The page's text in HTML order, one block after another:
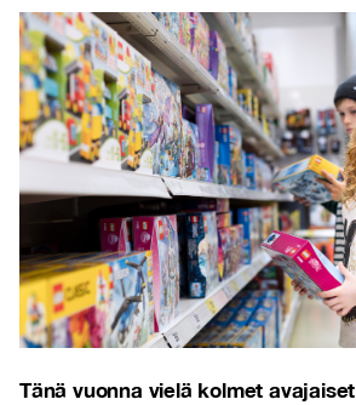
Tänä vuonna vielä kolmet avajaiset